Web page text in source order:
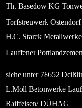
Th. Basedow KG
Torfstreuwerk
H.C. Starck Metallwerke
Lauffener
siehe unter 78652
L.Moll Betonwerke
Raiffeisen/ DÜHAG